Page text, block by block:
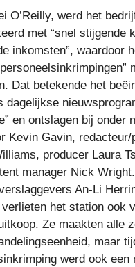
O’Reilly, werd het
met “snel stijgende
inkomsten”, waardoor
Dat betekende het
dagelijkse
en ontslagen bij onder
Kevin Gavin, redacteur/
producer Laura
manager Nick
An-Li
het station ook
Ze maakten alle
maar
werd ook een